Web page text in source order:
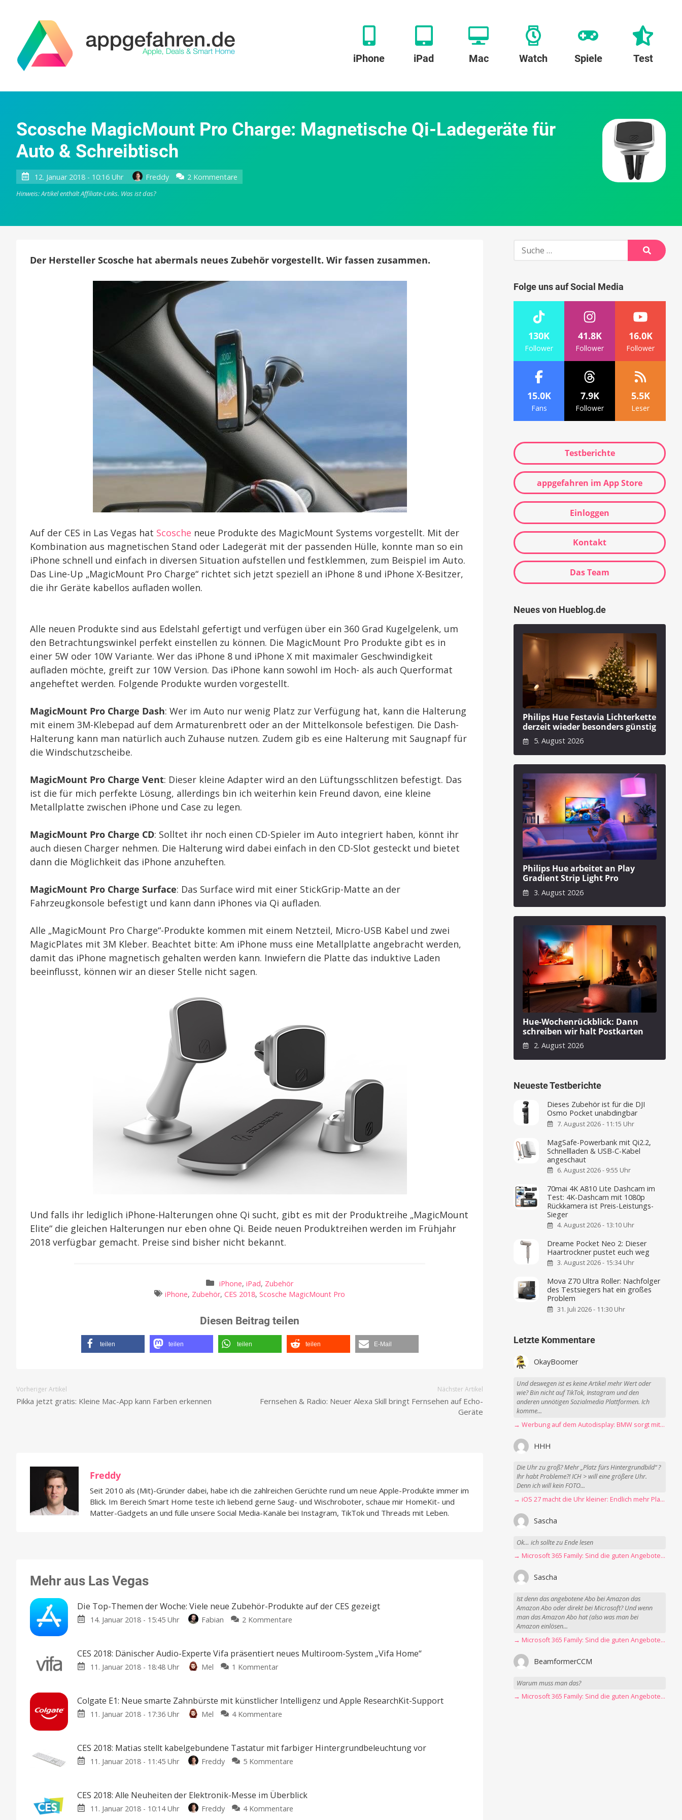
iPhone iPad Mac Watch Spiele Test
Scosche MagicMount Pro Charge: Magnetische Qi-Ladegeräte für
Auto & Schreibtisch
12. Januar 2018 - 10:16 Uhr Freddy 2 Kommentare
für
&
Hinweis: Artikel enthält Affiliate-Links. Was ist das?
Der Hersteller Scosche hat abermals neues Zubehör vorgestellt. Wir fassen zusammen.
Auf der CES in Las Vegas hat Scosche neue Produkte des MagicMount Systems vorgestellt. Mit der
Kombination aus magnetischen Stand oder Ladegerät mit der passenden Hülle, konnte man so ein
iPhone schnell und einfach in diversen Situation aufstellen und festklemmen, zum Beispiel im Auto.
Das Line-Up „MagicMount Pro Charge“ richtet sich jetzt speziell an iPhone 8 und iPhone X-Besitzer,
die ihr Geräte kabellos aufladen wollen.
Alle neuen Produkte sind aus Edelstahl gefertigt und verfügen über ein 360 Grad Kugelgelenk, um
den Betrachtungswinkel perfekt einstellen zu können. Die MagicMount Pro Produkte gibt es in
einer 5W oder 10W Variante. Wer das iPhone 8 und iPhone X mit maximaler Geschwindigkeit
aufladen möchte, greift zur 10W Version. Das iPhone kann sowohl im Hoch- als auch Querformat
angeheftet werden. Folgende Produkte wurden vorgestellt.
MagicMount Pro Charge Dash: Wer im Auto nur wenig Platz zur Verfügung hat, kann die Halterung
mit einem 3M-Klebepad auf dem Armaturenbrett oder an der Mittelkonsole befestigen. Die Dash-
Halterung kann man natürlich auch Zuhause nutzen. Zudem gib es eine Halterung mit Saugnapf für
die Windschutzscheibe.
MagicMount Pro Charge Vent: Dieser kleine Adapter wird an den Lüftungsschlitzen befestigt. Das
ist die für mich perfekte Lösung, allerdings bin ich weiterhin kein Freund davon, eine kleine
Metallplatte zwischen iPhone und Case zu legen.
MagicMount Pro Charge CD: Solltet ihr noch einen CD-Spieler im Auto integriert haben, könnt ihr
auch diesen Charger nehmen. Die Halterung wird dabei einfach in den CD-Slot gesteckt und bietet
dann die Möglichkeit das iPhone anzuheften.
MagicMount Pro Charge Surface: Das Surface wird mit einer StickGrip-Matte an der
Fahrzeugkonsole befestigt und kann dann iPhones via Qi aufladen.
Alle „MagicMount Pro Charge“-Produkte kommen mit einem Netzteil, Micro-USB Kabel und zwei
MagicPlates mit 3M Kleber. Beachtet bitte: Am iPhone muss eine Metallplatte angebracht werden,
damit das iPhone magnetisch gehalten werden kann. Inwiefern die Platte das induktive Laden
beeinflusst, können wir an dieser Stelle nicht sagen.
Und falls ihr lediglich iPhone-Halterungen ohne Qi sucht, gibt es mit der Produktreihe „MagicMount
Elite“ die gleichen Halterungen nur eben ohne Qi. Beide neuen Produktreihen werden im Frühjahr
2018 verfügbar gemacht. Preise sind bisher nicht bekannt.
iPhone,iPad, Zubehör
iPhone, Zubehör,CES 2018,Scosche MagicMount Pro
Diesen Beitrag teilen
teilen teilen teilen teilen E-Mail
Vorheriger Artikel
Pikka jetzt gratis: Kleine Mac-App kann Farben erkennen
Nächster Artikel
Fernsehen & Radio: Neuer Alexa Skill bringt Fernsehen auf Echo-
Geräte
Freddy
Seit 2010 als (Mit)-Gründer dabei, habe ich die zahlreichen Gerüchte rund um neue Apple-Produkte immer im
Blick. Im Bereich Smart Home teste ich liebend gerne Saug- und Wischroboter, schaue mir HomeKit- und
Matter-Gadgets an und fülle unsere Social Media-Kanäle bei Instagram, TikTok und Threads mit Leben.
Mehr aus Las Vegas
Die Top-Themen der Woche: Viele neue Zubehör-Produkte auf der CES gezeigt
14. Januar 2018 - 15:45 Uhr Fabian 2 Kommentare
Themen
Zubehör-
CES
CES 2018: Dänischer Audio-Experte Vifa präsentiert neues Multiroom-System „Vifa Home“
11. Januar 2018 - 18:48 Uhr Mel 1 Kommentarzu
Dänischer
Experte
neues
Multiroom-
Home“
Colgate E1: Neue smarte Zahnbürste mit künstlicher Intelligenz und Apple ResearchKit-Support
11. Januar 2018 - 17:36 Uhr Mel 4 Kommentare
Neue
Zahnbürste
Intelligenz
und
CES 2018: Matias stellt kabelgebundene Tastatur mit farbiger Hintergrundbeleuchtung vor
11. Januar 2018 - 11:45 Uhr Freddy 5 Kommentare
Matias
CES 2018: Alle Neuheiten der Elektronik-Messe im Überblick
11. Januar 2018 - 10:14 Uhr Freddy 4 Kommentare
Suche
Suche
Folge uns auf Social Media
130K
Follower
41.8K
Follower
16.0K
Follower
15.0K
Fans
7.9K
Follower
5.5K
Leser
Testberichte
appgefahren im App Store
Einloggen
Kontakt
Das Team
Neues von Hueblog.de
Philips Hue Festavia Lichterkette
derzeit wieder besonders günstig
5. August 2026
Philips Hue arbeitet an Play
Gradient Strip Light Pro
3. August 2026
Hue-Wochenrückblick: Dann
schreiben wir halt Postkarten
2. August 2026
Neueste Testberichte
Dieses Zubehör ist für die DJI
Osmo Pocket unabdingbar
7. August 2026 - 11:15 Uhr
MagSafe-Powerbank mit Qi2.2,
Schnellladen & USB-C-Kabel
angeschaut
6. August 2026 - 9:55 Uhr
70mai 4K A810 Lite Dashcam im
Test: 4K-Dashcam mit 1080p
Rückkamera ist Preis-Leistungs-
Sieger
4. August 2026 - 13:10 Uhr
Dreame Pocket Neo 2: Dieser
Haartrockner pustet euch weg
3. August 2026 - 15:34 Uhr
Mova Z70 Ultra Roller: Nachfolger
des Testsiegers hat ein großes
Problem
31. Juli 2026 - 11:30 Uhr
Letzte Kommentare
OkayBoomer
Und deswegen ist es keine Artikel mehr Wert oder
wie? Bin nicht auf TikTok, Instagram und den
anderen unnötigen Sozialmedia Plattformen. Ich
komme...
→ Werbung auf dem Autodisplay: BMW sorgt mit Spider-Man-Werbung für scharfe Kritik
HHH
Die Uhr zu groß? Mehr „Platz fürs Hintergrundbild“ ?
Ihr habt Probleme?! ICH > will eine größere Uhr.
Denn ich will kein FOTO...
→ iOS 27 macht die Uhr kleiner: Endlich mehr Platz fürs Hintergrundbild
Sascha
Ok… ich sollte zu Ende lesen
→ Microsoft 365 Family: Sind die guten Angebote vorbei?
Sascha
Ist denn das angebotene Abo bei Amazon das
Amazon Abo oder direkt bei Microsoft? Und wenn
man das Amazon Abo hat (also was man bei
Amazon einlösen...
→ Microsoft 365 Family: Sind die guten Angebote vorbei?
BeamformerCCM
Warum muss man das?
→ Microsoft 365 Family: Sind die guten Angebote vorbei?